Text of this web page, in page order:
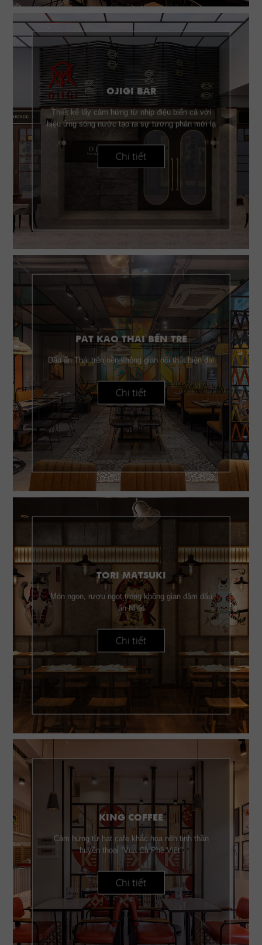
OJIGI BAR
Thiết kế lấy cảm hứng từ nhịp điệu biển cả với
hiệu ứng sóng nước tạo ra sự tương phản mới lạ
Chi tiết
PAT KAO THAI BẾN TRE
Dấu ấn Thái trên nền không gian nội thất hiện đại
Chi tiết
TORI MATSUKI
Món ngon, rượu ngọt trong không gian đậm dấu
ấn Nhật
Chi tiết
KING COFFEE
Cảm hứng từ hạt cafe khắc họa nên tinh thần
huyền thoại “Vua Cà Phê Việt”
Chi tiết